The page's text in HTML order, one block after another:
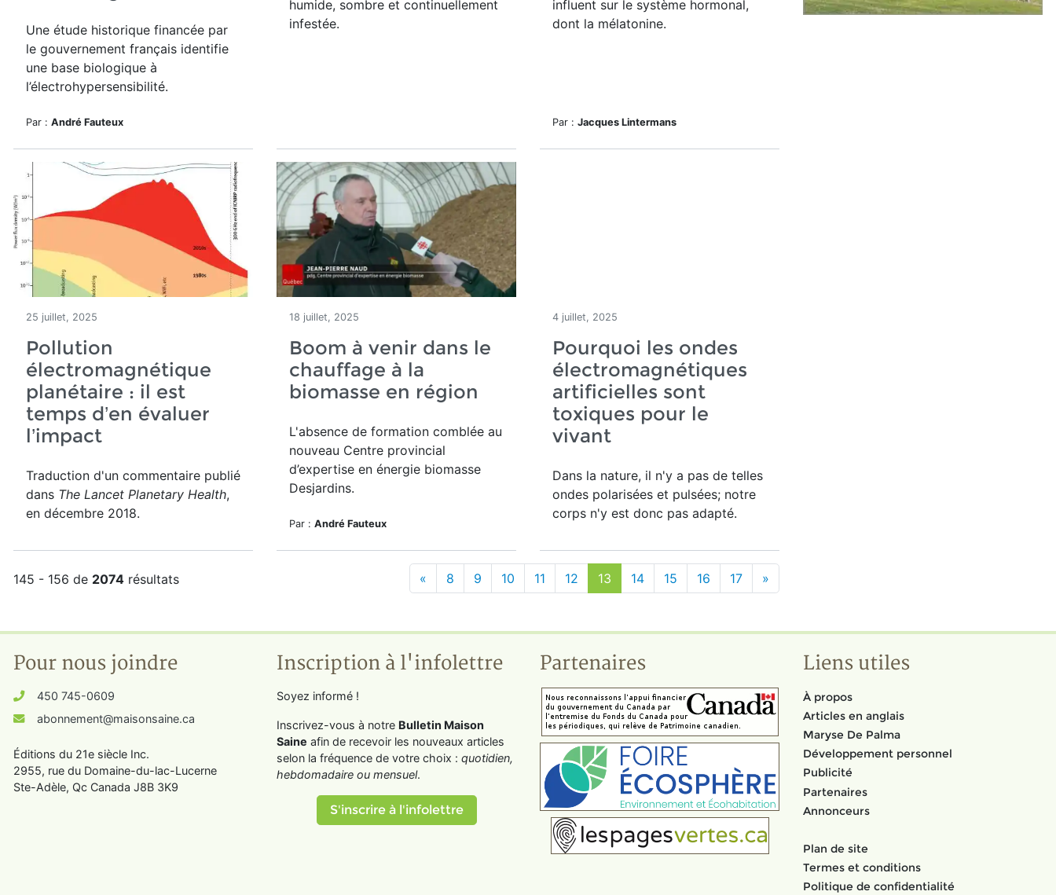
Une étude historique financée par
le gouvernement français identifie
une base biologique à
l’électrohypersensibilité.
Par : André Fauteux
humide, sombre et continuellement
infestée.
influent sur le système hormonal,
dont la mélatonine.
Par : Jacques Lintermans
25 juillet, 2025
Pollution
électromagnétique
planétaire : il est
temps d’en évaluer
l’impact
Traduction d'un commentaire publié
dans The Lancet Planetary Health,
en décembre 2018.
18 juillet, 2025
Boom à venir dans le
chauffage à la
biomasse en région
L'absence de formation comblée au
nouveau Centre provincial
d’expertise en énergie biomasse
Desjardins.
Par : André Fauteux
4 juillet, 2025
Pourquoi les ondes
électromagnétiques
artificielles sont
toxiques pour le
vivant
Dans la nature, il n'y a pas de telles
ondes polarisées et pulsées; notre
corps n'y est donc pas adapté.
145 - 156 de 2074 résultats « 8 9 10 11 12 13 14 15 16 17 »
Pour nous joindre
450 745-0609
abonnement@maisonsaine.ca
Éditions du 21e siècle Inc.
2955, rue du Domaine-du-lac-Lucerne
Ste-Adèle, Qc Canada J8B 3K9
Inscription à l'infolettre
Soyez informé !
Inscrivez-vous à notre Bulletin Maison
Saine afin de recevoir les nouveaux articles
selon la fréquence de votre choix : quotidien,
hebdomadaire ou mensuel.
S'inscrire à l'infolettre
Partenaires Liens utiles
À propos
Articles en anglais
Maryse De Palma
Développement personnel
Publicité
Partenaires
Annonceurs
Plan de site
Termes et conditions
Politique de confidentialité